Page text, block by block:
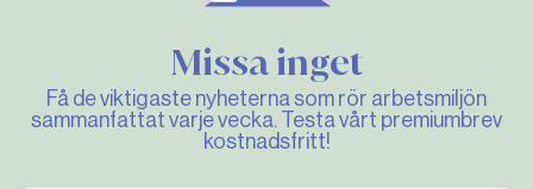
Missa inget
Få de viktigaste nyheterna som rör arbetsmiljön
sammanfattat varje vecka. Testa vårt premiumbrev
kostnadsfritt!